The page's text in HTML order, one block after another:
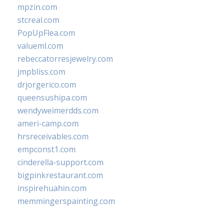
mpzin.com
stcreal.com
PopUpFlea.com
valueml.com
rebeccatorresjewelry.com
jmpbliss.com
drjorgerico.com
queensushipa.com
wendyweimerdds.com
ameri-camp.com
hrsreceivables.com
empconst1.com
cinderella-support.com
bigpinkrestaurant.com
inspirehuahin.com
memmingerspainting.com